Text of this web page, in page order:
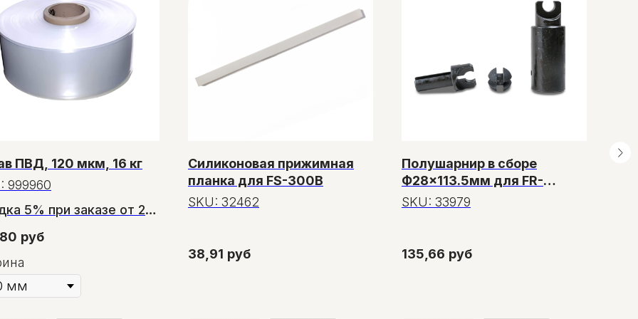
ПВД, 120 мкм, 16 кг
999960
5% при заказе от 2
11% при заказе от 6
руб
Силиконовая прижимная
планка для FS-300B
SKU: 32462
38,91 руб
Полушарнир в сборе
Ф28×113.5мм для FR-
1370AL/L
SKU: 33979
135,66 руб